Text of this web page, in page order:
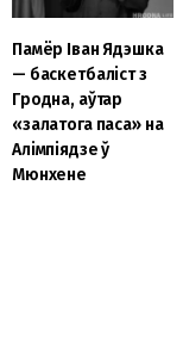
Памёр Іван Ядэшка
— баскетбаліст з
Гродна, аўтар
«залатога паса» на
Алімпіядзе ў
Мюнхене